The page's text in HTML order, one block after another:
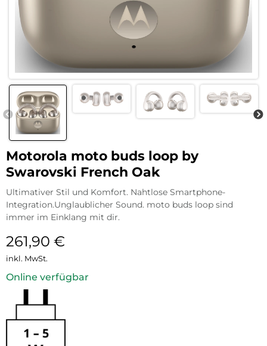
Motorola moto buds loop by
Swarovski French Oak
Ultimativer Stil und Komfort. Nahtlose Smartphone-
Integration.Unglaublicher Sound. moto buds loop sind
immer im Einklang mit dir.
261,90 €
inkl. MwSt.
Online verfügbar